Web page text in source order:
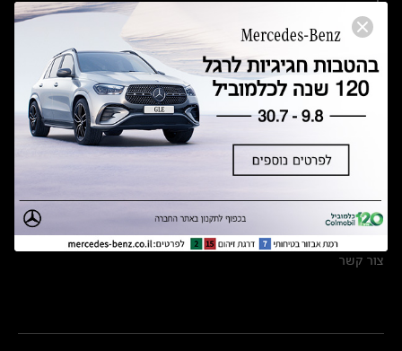
הודעה על הטבות לרכבי מרצדס בהסדר פשרה בתצ 56447-02-19
תקנון ימי מכירות 120 לכלמוביל
מצאו אותנו
אולמות תצוגה
מרכזי שירות
צור קשר